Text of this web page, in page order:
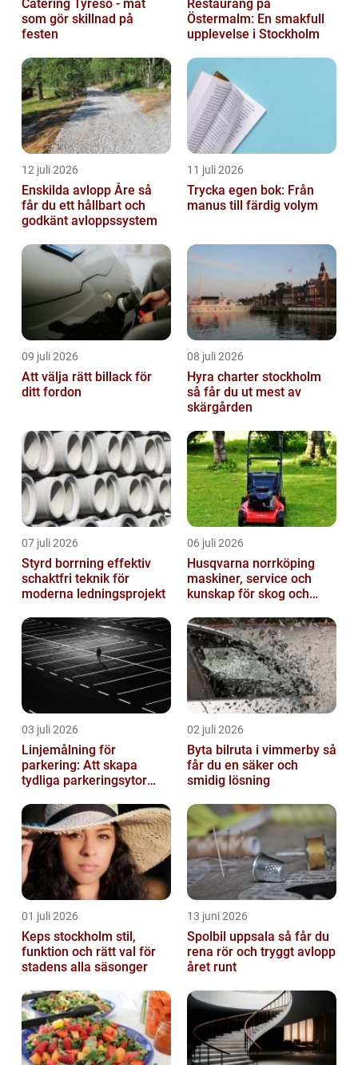
Catering Tyresö - mat
som gör skillnad på
festen
Restaurang på
Östermalm: En smakfull
upplevelse i Stockholm
12 juli 2026
Enskilda avlopp Åre så
får du ett hållbart och
godkänt avloppssystem
11 juli 2026
Trycka egen bok: Från
manus till färdig volym
09 juli 2026
Att välja rätt billack för
ditt fordon
08 juli 2026
Hyra charter stockholm
så får du ut mest av
skärgården
07 juli 2026
Styrd borrning effektiv
schaktfri teknik för
moderna ledningsprojekt
06 juli 2026
Husqvarna norrköping
maskiner, service och
kunskap för skog och
03 juli 2026
Linjemålning för
parkering: Att skapa
tydliga parkeringsytor
parkeringslinjer
02 juli 2026
Byta bilruta i vimmerby så
får du en säker och
smidig lösning
01 juli 2026
Keps stockholm stil,
funktion och rätt val för
stadens alla säsonger
13 juni 2026
Spolbil uppsala så får du
rena rör och tryggt avlopp
året runt